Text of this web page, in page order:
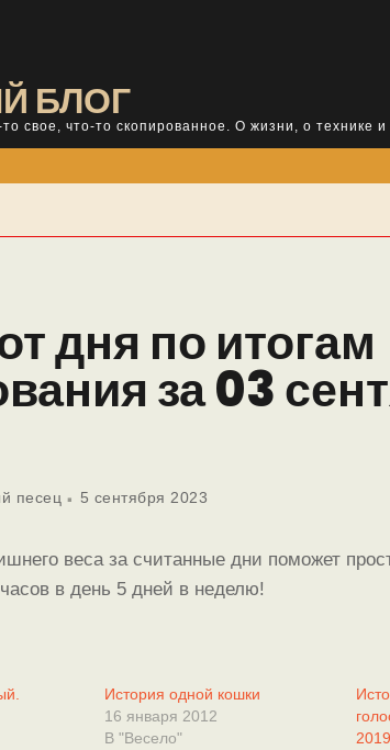
БЛОГ
свое, что-то скопированное. О жизни, о технике
дня по итогам
за 03
песец 5 сентября 2023
веса за считанные дни поможет
в день 5 дней в неделю!
История одной кошки
16 января 2012
В "Весело"
2019